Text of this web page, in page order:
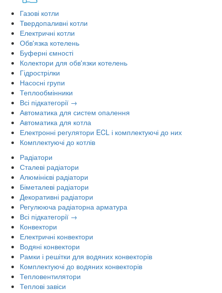
Газові котли
Твердопаливні котли
Електричні котли
Обв'язка котелень
Буферні ємності
Колектори для обв'язки котелень
Гідрострілки
Насосні групи
Теплообмінники
Всі підкатегорії →
Автоматика для систем опалення
Автоматика для котла
Електронні регулятори ECL і комплектуючі до них
Комплектуючі до котлів
Радіатори
Сталеві радіатори
Алюмінієві радіатори
Біметалеві радіатори
Декоративні радіатори
Регулююча радіаторна арматура
Всі підкатегорії →
Конвектори
Електричні конвектори
Водяні конвектори
Рамки і решітки для водяних конвекторів
Комплектуючі до водяних конвекторів
Тепловентилятори
Теплові завіси